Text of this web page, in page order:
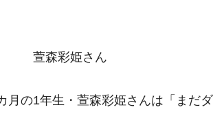
萱森彩姫さん
月の1年生・萱森彩姫さんは「まだダ